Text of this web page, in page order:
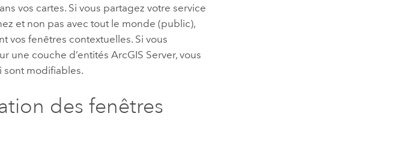
vos cartes. Si vous partagez votre service
et non pas avec tout le monde (public),
vos fenêtres contextuelles. Si vous
une couche d’entitésArcGIS Server, vous
sont modifiables.
des fenêtres